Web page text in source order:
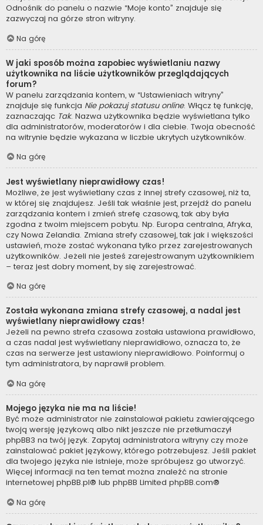
Odnośnik do panelu o nazwie “Moje konto” znajduje się
zazwyczaj na górze stron witryny.
Na górę
W jaki sposób można zapobiec wyświetlaniu nazwy
użytkownika na liście użytkowników przeglądających
forum?
W panelu zarządzania kontem, w “Ustawieniach witryny”
znajduje się funkcja Nie pokazuj statusu online. Włącz tę funkcję,
zaznaczając Tak. Nazwa użytkownika będzie wyświetlana tylko
dla administratorów, moderatorów i dla ciebie. Twoja obecność
na witrynie będzie wykazana w liczbie ukrytych użytkowników.
Na górę
Jest wyświetlany nieprawidłowy czas!
Możliwe, że jest wyświetlany czas z innej strefy czasowej, niż ta,
w której się znajdujesz. Jeśli tak właśnie jest, przejdź do panelu
zarządzania kontem i zmień strefę czasową, tak aby była
zgodna z twoim miejscem pobytu. Np. Europa centralna, Afryka,
czy Nowa Zelandia. Zmiana strefy czasowej, tak jak i większości
ustawień, może zostać wykonana tylko przez zarejestrowanych
użytkowników. Jeżeli nie jesteś zarejestrowanym użytkownikiem
– teraz jest dobry moment, by się zarejestrować.
Na górę
Została wykonana zmiana strefy czasowej, a nadal jest
wyświetlany nieprawidłowy czas!
Jeżeli na pewno strefa czasowa została ustawiona prawidłowo,
a czas nadal jest wyświetlany nieprawidłowo, oznacza to, że
czas na serwerze jest ustawiony nieprawidłowo. Poinformuj o
tym administratora, by naprawił problem.
Na górę
Mojego języka nie ma na liście!
Być może administrator nie zainstalował pakietu zawierającego
twoją wersję językową albo nikt jeszcze nie przetłumaczył
phpBB3 na twój język. Zapytaj administratora witryny czy może
zainstalować pakiet językowy, którego potrzebujesz. Jeśli pakiet
dla twojego języka nie istnieje, może spróbujesz go utworzyć.
Więcej informacji na ten temat można znaleźć na stronie
internetowej phpBB.pl® lub phpBB Limited phpBB.com®
Na górę